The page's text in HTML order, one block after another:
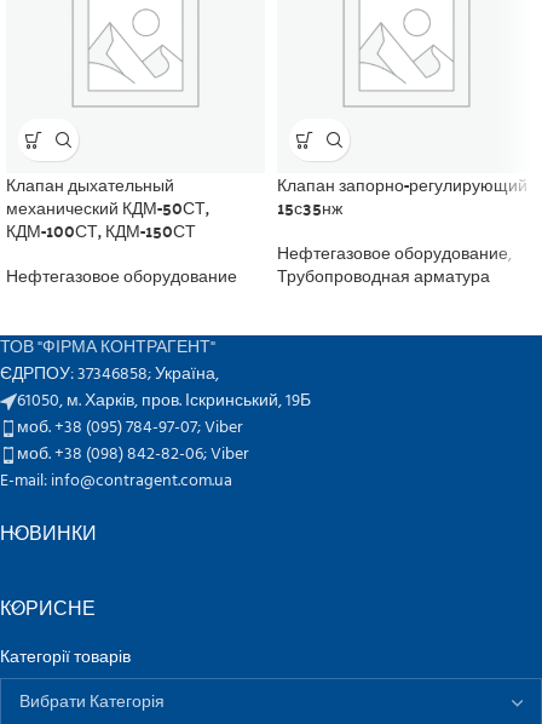
Клапан дыхательный
механический КДМ-50СТ,
КДМ-100СТ, КДМ-150СТ
Нефтегазовое оборудование
Клапан запорно-регулирующий
15с35нж
Нефтегазовое оборудование,
Трубопроводная арматура
ТОВ "ФІРМА КОНТРАГЕНТ"
ЄДРПОУ: 37346858; Україна,
61050, м. Харків, пров. Іскринський, 19Б
моб. +38 (095) 784-97-07;Viber
моб. +38 (098) 842-82-06;Viber
E-mail: info@contragent.com.ua
НОВИНКИ
КОРИСНЕ
Категорії товарів